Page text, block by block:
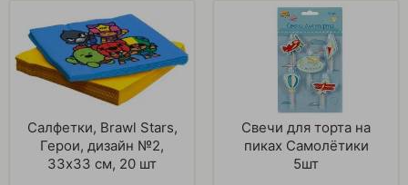
Салфетки, Brawl Stars,
Герои, дизайн №2,
33х33 см, 20 шт
Свечи для торта на
пиках Самолётики
5шт